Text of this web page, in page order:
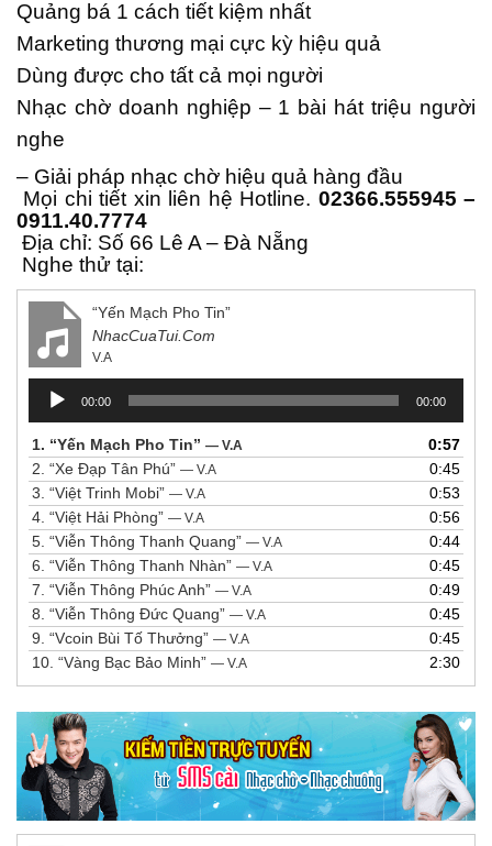
Quảng bá 1 cách tiết kiệm nhất
Marketing thương mại cực kỳ hiệu quả
Dùng được cho tất cả mọi người
Nhạc chờ doanh nghiệp – 1 bài hát triệu người
nghe
– Giải pháp nhạc chờ hiệu quả hàng đầu
Mọi chi tiết xin liên hệ Hotline. 02366.555945 –
0911.40.7774
Địa chỉ: Số 66 Lê A – Đà Nẵng
Nghe thử tại:
“Yến Mạch Pho Tin”
NhacCuaTui.Com
V.A
Trình
chơi
00:00 00:00
1. “Yến Mạch Pho Tin” — V.A
0:57
2. “Xe Đạp Tân Phú” — V.A
0:45
3. “Việt Trinh Mobi” — V.A
0:53
4. “Việt Hải Phòng” — V.A
0:56
5. “Viễn Thông Thanh Quang” — V.A
0:44
6. “Viễn Thông Thanh Nhàn” — V.A
0:45
7. “Viễn Thông Phúc Anh” — V.A
0:49
8. “Viễn Thông Đức Quang” — V.A
0:45
9. “Vcoin Bùi Tố Thưởng” — V.A
0:45
10. “Vàng Bạc Bảo Minh” — V.A 2:30